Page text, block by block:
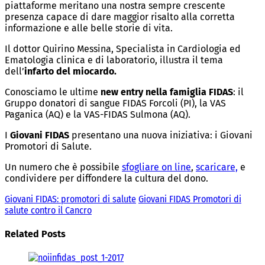
piattaforme meritano una nostra sempre crescente
presenza capace di dare maggior risalto alla corretta
informazione e alle belle storie di vita.
Il dottor Quirino Messina, Specialista in Cardiologia ed
Ematologia clinica e di laboratorio, illustra il tema
dell’infarto del miocardo.
Conosciamo le ultime new entry nella famiglia FIDAS: il
Gruppo donatori di sangue FIDAS Forcoli (PI), la VAS
Paganica (AQ) e la VAS-FIDAS Sulmona (AQ).
I Giovani FIDAS presentano una nuova iniziativa: i Giovani
Promotori di Salute.
Un numero che è possibile sfogliare on line, scaricare, e
condividere per diffondere la cultura del dono.
Giovani FIDAS: promotori di salute Giovani FIDAS Promotori di
salute contro il Cancro
Related Posts